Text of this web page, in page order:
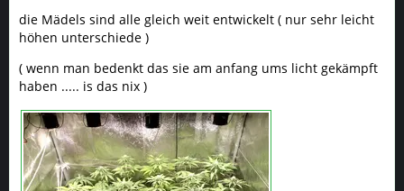
die Mädels sind alle gleich weit entwickelt ( nur sehr leicht
höhen unterschiede )
( wenn man bedenkt das sie am anfang ums licht gekämpft
haben ..... is das nix )